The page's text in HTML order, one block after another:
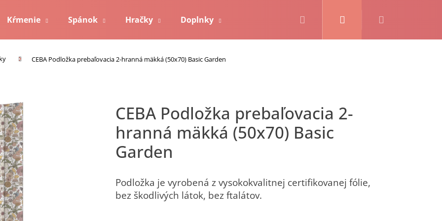
Kŕmenie Spánok Hračky Doplnky
Kontakt
Prihlásenie
CEBA Podložka prebaľovacia 2-hranná mäkká (50x70) Basic Garden
CEBA Podložka prebaľovacia 2-
hranná mäkká (50x70) Basic
Garden
Podložka je vyrobená z vysokokvalitnej certifikovanej fólie,
bez škodlivých látok, bez ftalátov.
Čo potrebujete nájsť?